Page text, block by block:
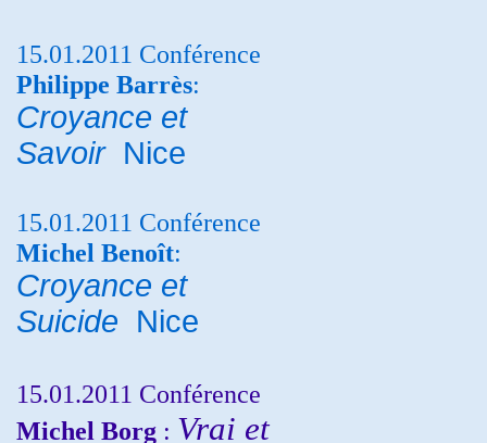
15.01.2011 Conférence
Philippe Barrès:
Croyance et
Savoir Nice
15.01.2011 Conférence
Michel Benoît:
Croyance et
Suicide Nice
15.01.2011 Conférence
Michel Borg : Vrai et